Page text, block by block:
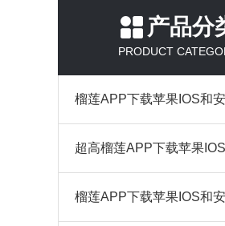
产品分
PRODUCT
榴莲APP下载苹果IOS和